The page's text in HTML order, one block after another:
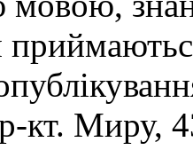
кт. Миру,